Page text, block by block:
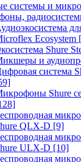
системы и
Ecosystem
Shure
и
система
Shure
QLX-D [9]
ULX-D [10]